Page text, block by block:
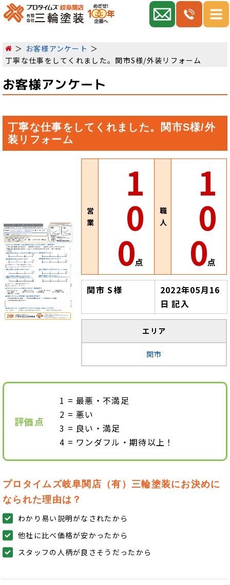
お客様アンケート
丁寧な仕事をしてくれました。関市S様/外装リフォーム
お客様アンケート
丁寧な仕事をしてくれました。関市S様/外
装リフォーム
営
業
1
0
0点
職
人
1
0
0点
関市 S様
2022年05月16
日 記入
エリア
関市
評価点
最悪・不満足
悪い
良い・満足
ワンダフル・期待以上！
プロタイムズ岐阜関店（有）三輪塗装にお決めに
なられた理由は？
わかり易い説明がなされたから
他社に比べ価格が安かったから
スタッフの人柄が良さそうだったから